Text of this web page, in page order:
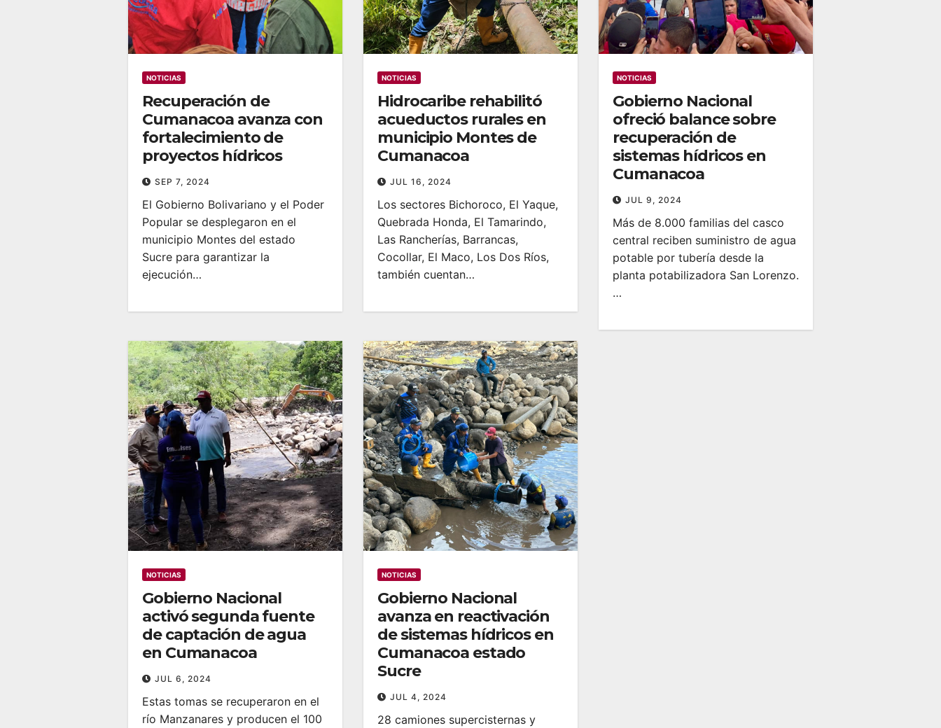
NOTICIAS
Recuperación de
Cumanacoa avanza con
fortalecimiento de
proyectos hídricos
SEP 7, 2024
El Gobierno Bolivariano y el Poder
Popular se desplegaron en el
municipio Montes del estado
Sucre para garantizar la
ejecución…
NOTICIAS
Hidrocaribe rehabilitó
acueductos rurales en
municipio Montes de
Cumanacoa
JUL 16, 2024
Los sectores Bichoroco, El Yaque,
Quebrada Honda, El Tamarindo,
Las Rancherías, Barrancas,
Cocollar, El Maco, Los Dos Ríos,
también cuentan…
NOTICIAS
Gobierno Nacional
ofreció balance sobre
recuperación de
sistemas hídricos en
Cumanacoa
JUL 9, 2024
Más de 8.000 familias del casco
central reciben suministro de agua
potable por tubería desde la
planta potabilizadora San Lorenzo.
…
NOTICIAS
Gobierno Nacional
activó segunda fuente
de captación de agua
en Cumanacoa
JUL 6, 2024
Estas tomas se recuperaron en el
río Manzanares y producen el 100
NOTICIAS
Gobierno Nacional
avanza en reactivación
de sistemas hídricos en
Cumanacoa estado
Sucre
JUL 4, 2024
28 camiones supercisternas y